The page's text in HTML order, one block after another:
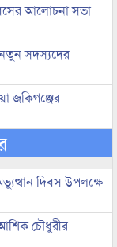
আলোচনা সভা
নতুন সদস্যদের
জকিগঞ্জের
দিবস উপলক্ষে
চৌধুরীর